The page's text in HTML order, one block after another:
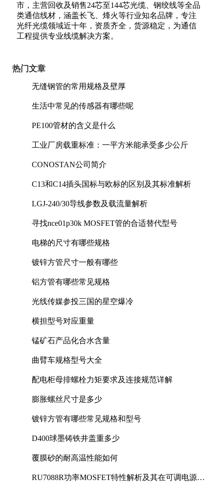
市，主营回收及销售24芯至144芯光缆、钢绞线等全品
类通信线材，涵盖长飞、烽火等行业知名品牌，专注
光纤光缆领域近十年，资质齐全，货源稳定，为通信
工程提供专业线缆解决方案。
热门文章
无缝钢管的常用规格及壁厚
生活中常见的传感器有哪些呢
PE100管材的含义是什么
工业厂房载重标准：一平方米能承受多少公斤
CONOSTAN公司简介
C13和C14插头国标与欧标的区别及其标准解析
LGJ-240/30导线参数及载流量解析
寻找nce01p30k MOSFET管的合适替代型号
电梯的尺寸有哪些规格
镀锌方管尺寸一般有哪些
铝方管有哪些常见规格
光线传媒参投三国的星空爆冷
横担型号对应重量
锰矿石产品化合水含量
曲臂车规格型号大全
配电柜母排螺栓力矩要求及连接规范详解
膨胀螺丝尺寸是多少
镀锌方管有哪些常见规格和型号
D400球墨铸铁井盖重多少
覆膜砂的耐高温性能如何
RU7088R功率MOSFET特性解析及其在可调电源设